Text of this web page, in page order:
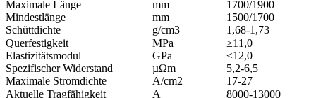
Maximale Länge
mm
1700/1900
Mindestlänge
mm
1500/1700
Schüttdichte
g/cm3
1,68-1,73
Querfestigkeit
MPa
≥11,0
Elastizitätsmodul
GPa
≤12,0
Spezifischer Widerstand
µΩm
5,2-6,5
Maximale Stromdichte
A/cm2
17-27
Aktuelle Tragfähigkeit
A
8000-13000